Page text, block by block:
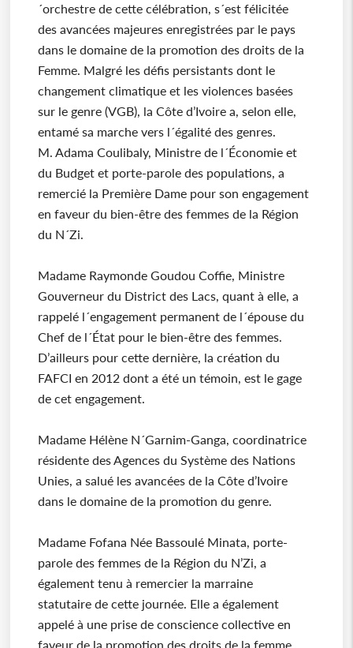
´orchestre de cette célébration, s´est félicitée
des avancées majeures enregistrées par le pays
dans le domaine de la promotion des droits de la
Femme. Malgré les défis persistants dont le
changement climatique et les violences basées
sur le genre (VGB), la Côte d’Ivoire a, selon elle,
entamé sa marche vers l´égalité des genres.
M. Adama Coulibaly, Ministre de l´Économie et
du Budget et porte-parole des populations, a
remercié la Première Dame pour son engagement
en faveur du bien-être des femmes de la Région
du N´Zi.
Madame Raymonde Goudou Coffie, Ministre
Gouverneur du District des Lacs, quant à elle, a
rappelé l´engagement permanent de l´épouse du
Chef de l´État pour le bien-être des femmes.
D’ailleurs pour cette dernière, la création du
FAFCI en 2012 dont a été un témoin, est le gage
de cet engagement.
Madame Hélène N´Garnim-Ganga, coordinatrice
résidente des Agences du Système des Nations
Unies, a salué les avancées de la Côte d’Ivoire
dans le domaine de la promotion du genre.
Madame Fofana Née Bassoulé Minata, porte-
parole des femmes de la Région du N’Zi, a
également tenu à remercier la marraine
statutaire de cette journée. Elle a également
appelé à une prise de conscience collective en
faveur de la promotion des droits de la femme.